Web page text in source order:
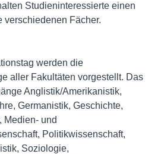
Studieninteressierte einen
verschiedenen Fächer.
werden die
aller Fakultäten vorgestellt. Das
Anglistik/Amerikanistik,
Germanistik, Geschichte,
Medien- und
Politikwissenschaft,
Soziologie,